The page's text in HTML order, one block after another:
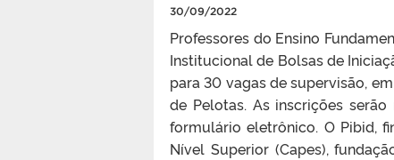
30/09/2022
Professores do Ensino
Institucional de Bolsas de
para 30 vagas de supervisão,
de Pelotas. As inscrições
formulário eletrônico. O Pibid,
Nível Superior (Capes),